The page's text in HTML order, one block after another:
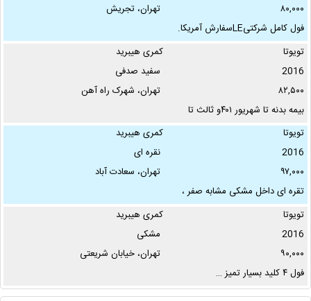
۸۰,۰۰۰
تهران، تجریش
فول کامل شرکتیLEسفارش آمریکا.
سند دست اول. بدون رنگ و بدون
خط و خش. رینگ و بال …
تویوتا
کمری هیبرید
2016
سفید صدفی
۸۲,۵۰۰
تهران، شهرک راه آهن
بیمه بدنه تا شهریور ۴۰۱و ثالث تا
خرداد ۴۰۱ دارد ۴ حلقه لاستیک ۸۰
درصد مارک نکسن …
تویوتا
کمری هیبرید
2016
نقره ای
۹۷,۰۰۰
تهران، سعادت آباد
تقره اى داخل مشکى مشابه صفر ،
فول کامل ٤ کلید هیبریدى سفارش
آمریکا ، فول رادار …
تویوتا
کمری هیبرید
2016
مشکی
۹۰,۰۰۰
تهران، خیابان شریعتی
فول ۴ کلید بسیار تمیز …